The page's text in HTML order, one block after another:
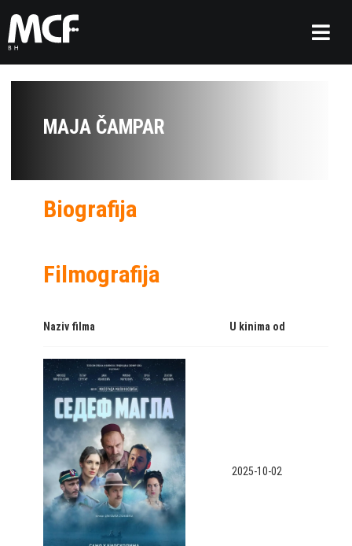
MAJA ČAMPAR
Biografija
Filmografija
Naziv filma U kinima od
2025-10-02